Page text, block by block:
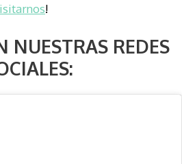
!
NUESTRAS REDES